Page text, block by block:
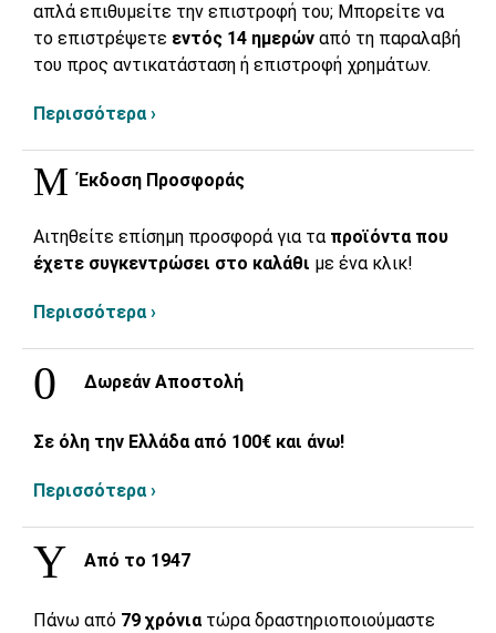
απλά επιθυμείτε την επιστροφή του; Μπορείτε να
το επιστρέψετε εντός 14 ημερών από τη παραλαβή
του προς αντικατάσταση ή επιστροφή χρημάτων.
Περισσότερα ›
Έκδοση Προσφοράς
Αιτηθείτε επίσημη προσφορά για τα προϊόντα που
έχετε συγκεντρώσει στο καλάθι με ένα κλικ!
Περισσότερα ›
Δωρεάν Αποστολή
Σε όλη την Ελλάδα από 100€ και άνω!
Περισσότερα ›
Από το 1947
Πάνω από 79 χρόνια τώρα δραστηριοποιούμαστε